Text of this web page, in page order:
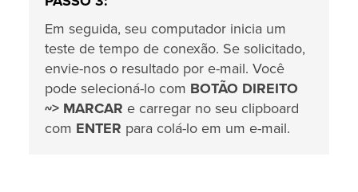
Em seguida, seu computador inicia um
teste de tempo de conexão. Se solicitado,
envie-nos o resultado por e-mail. Você
pode selecioná-lo com BOTÃO DIREITO
~> MARCAR e carregar no seu clipboard
com ENTER para colá-lo em um e-mail.